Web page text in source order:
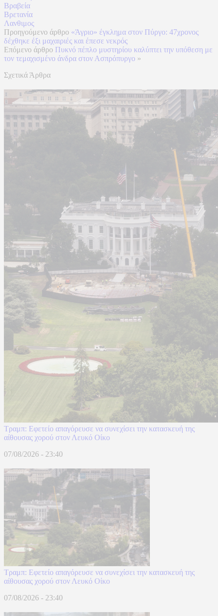
Βραβεία
Βρετανία
Λανθιμος
Προηγούμενο άρθρο «Άγριο» έγκλημα στον Πύργο: 47χρονος
δέχθηκε έξι μαχαιριές και έπεσε νεκρός
Επόμενο άρθρο Πυκνό πέπλο μυστηρίου καλύπτει την υπόθεση με
τον τεμαχισμένο άνδρα στον Ασπρόπυργο »
Σχετικά Άρθρα
Τραμπ: Εφετείο απαγόρευσε να συνεχίσει την κατασκευή της
αίθουσας χορού στον Λευκό Οίκο
07/08/2026 - 23:40
Τραμπ: Εφετείο απαγόρευσε να συνεχίσει την κατασκευή της
αίθουσας χορού στον Λευκό Οίκο
07/08/2026 - 23:40